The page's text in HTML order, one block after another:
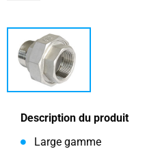
Description du produit
Large gamme